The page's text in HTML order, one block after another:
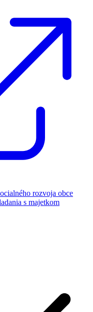
rozvoja obce
s majetkom